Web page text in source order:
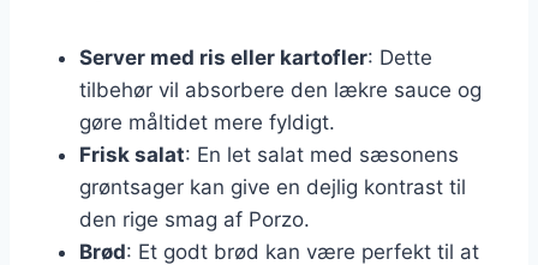
Server med ris eller kartofler: Dette
tilbehør vil absorbere den lækre sauce og
gøre måltidet mere fyldigt.
Frisk salat: En let salat med sæsonens
grøntsager kan give en dejlig kontrast til
den rige smag af Porzo.
Brød: Et godt brød kan være perfekt til at